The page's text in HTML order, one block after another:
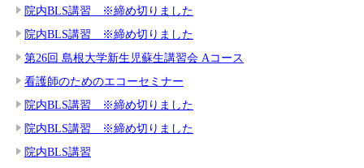
院内BLS講習 ※締め切りました
院内BLS講習 ※締め切りました
第26回 島根大学新生児蘇生講習会 Aコース
看護師のためのエコーセミナー
院内BLS講習 ※締め切りました
院内BLS講習 ※締め切りました
院内BLS講習